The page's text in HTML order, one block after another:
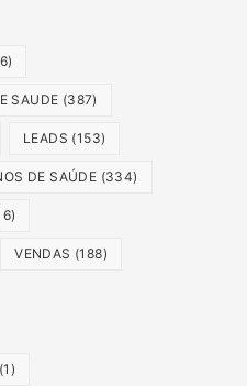
SAUDE (387)
LEADS (153)
DE SAÚDE (334)
VENDAS (188)
(1)